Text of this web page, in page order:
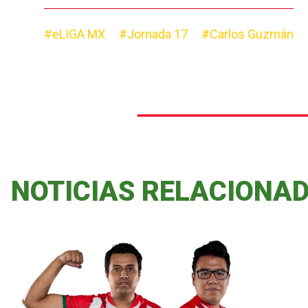
#eLIGA MX #Jornada 17 #Carlos Guzmán
NOTICIAS